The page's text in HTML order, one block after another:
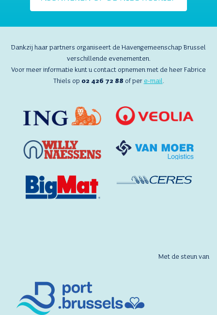
Dankzij haar partners organiseert de Havengemeenschap Brussel
verschillende evenementen.
Voor meer informatie kunt u contact opnemen met de heer Fabrice
Thiels op 02 426 72 88 of per e-mail.
Met de steun van